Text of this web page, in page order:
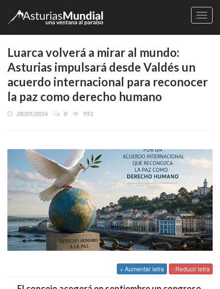
Luarca volverá a mirar al mundo:
Asturias impulsará desde Valdés un
acuerdo internacional para reconocer
la paz como derecho humano
28/05/2026 0 951
+ Aumentar letra - Reducir letra